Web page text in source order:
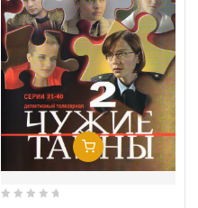
Добавить В Корзину